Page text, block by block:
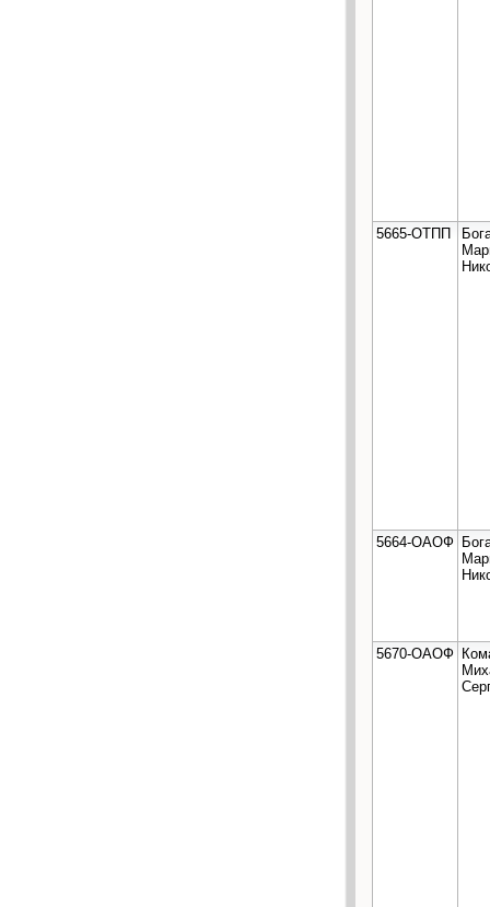
5665-ОТПП
5664-ОАОФ
5670-ОАОФ